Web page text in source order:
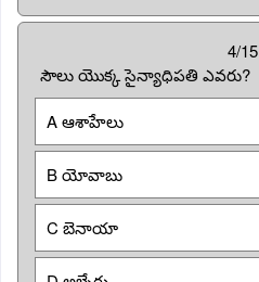
4/15
సౌలు యొక్క సైన్యాధిపతి ఎవరు?
A ఆశాహేలు
B యోవాబు
C బెనాయా